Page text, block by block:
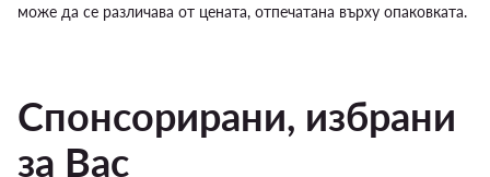
може да се различава от цената, отпечатана върху опаковката.
Спонсорирани, избрани
за Вас